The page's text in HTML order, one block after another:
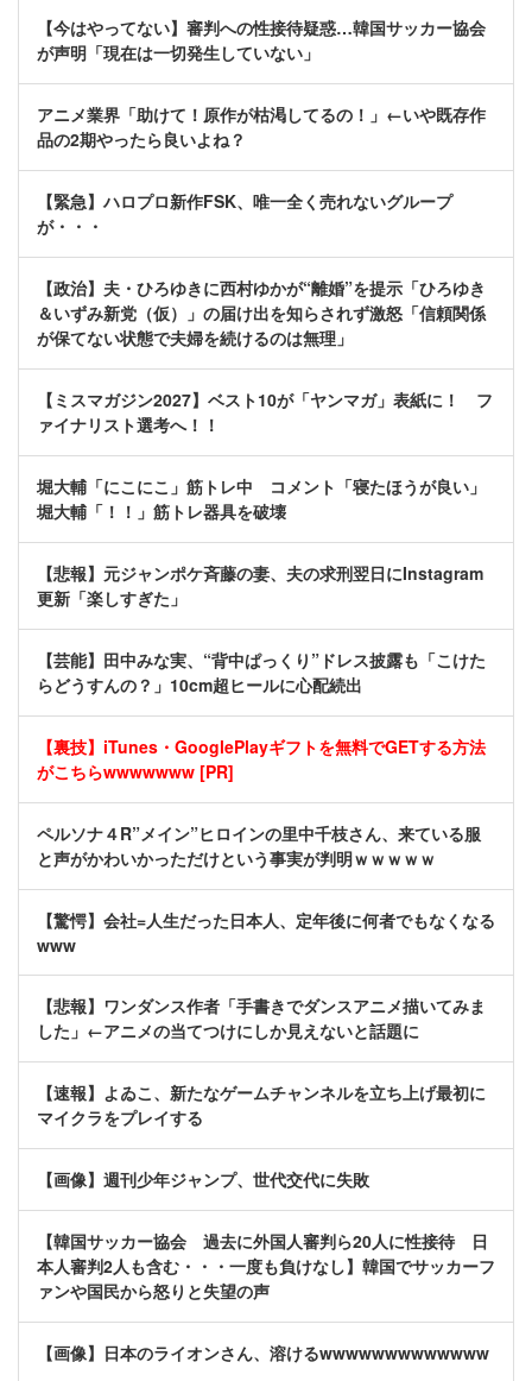
【今はやってない】審判への性接待疑惑…韓国サッカー協会
が声明「現在は一切発生していない」
アニメ業界「助けて！原作が枯渇してるの！」←いや既存作
品の2期やったら良いよね？
【緊急】ハロプロ新作FSK、唯一全く売れないグループ
が・・・
【政治】夫・ひろゆきに西村ゆかが“離婚”を提示「ひろゆき
＆いずみ新党（仮）」の届け出を知らされず激怒「信頼関係
が保てない状態で夫婦を続けるのは無理」
【ミスマガジン2027】ベスト10が「ヤンマガ」表紙に！ フ
ァイナリスト選考へ！！
堀大輔「にこにこ」筋トレ中 コメント「寝たほうが良い」
堀大輔「！！」筋トレ器具を破壊
【悲報】元ジャンポケ斉藤の妻、夫の求刑翌日にInstagram
更新「楽しすぎた」
【芸能】田中みな実、“背中ぱっくり”ドレス披露も「こけた
らどうすんの？」10cm超ヒールに心配続出
【裏技】iTunes・GooglePlayギフトを無料でGETする方法
がこちらwwwwwww [PR]
ペルソナ４R”メイン”ヒロインの里中千枝さん、来ている服
と声がかわいかっただけという事実が判明ｗｗｗｗｗ
【驚愕】会社=人生だった日本人、定年後に何者でもなくなる
www
【悲報】ワンダンス作者「手書きでダンスアニメ描いてみま
した」←アニメの当てつけにしか見えないと話題に
【速報】よゐこ、新たなゲームチャンネルを立ち上げ最初に
マイクラをプレイする
【画像】週刊少年ジャンプ、世代交代に失敗
【韓国サッカー協会 過去に外国人審判ら20人に性接待 日
本人審判2人も含む・・・一度も負けなし】韓国でサッカーフ
ァンや国民から怒りと失望の声
【画像】日本のライオンさん、溶けるwwwwwwwwwwwww